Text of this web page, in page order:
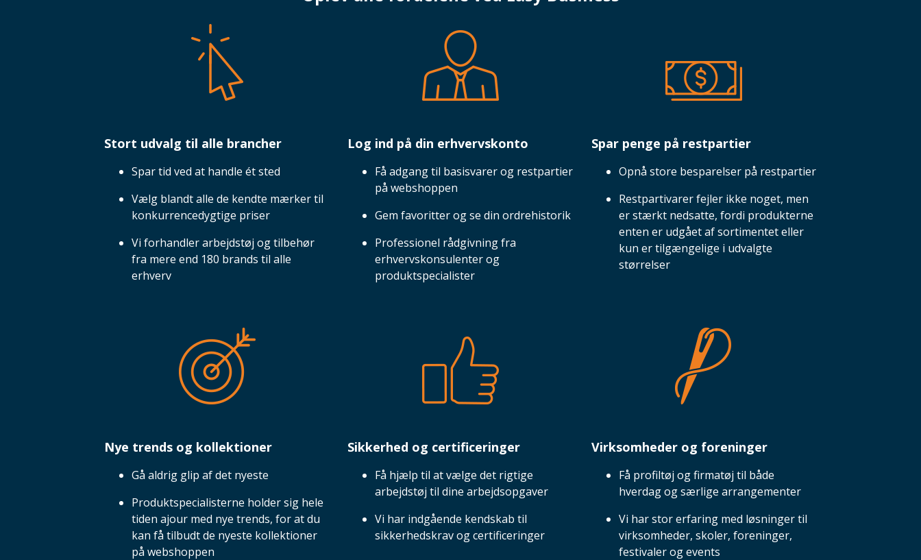
Stort udvalg til alle brancher
Spar tid ved at handle ét sted
Vælg blandt alle de kendte mærker til
konkurrencedygtige priser
Vi forhandler arbejdstøj og tilbehør
fra mere end 180 brands til alle
erhverv
Log ind på din erhvervskonto
Få adgang til basisvarer og restpartier
på webshoppen
Gem favoritter og se din ordrehistorik
Professionel rådgivning fra
erhvervskonsulenter og
produktspecialister
Spar penge på restpartier
Opnå store besparelser på restpartier
Restpartivarer fejler ikke noget, men
er stærkt nedsatte, fordi produkterne
enten er udgået af sortimentet eller
kun er tilgængelige i udvalgte
størrelser
Nye trends og kollektioner
Gå aldrig glip af det nyeste
Produktspecialisterne holder sig hele
tiden ajour med nye trends, for at du
kan få tilbudt de nyeste kollektioner
på webshoppen
Sikkerhed og certificeringer
Få hjælp til at vælge det rigtige
arbejdstøj til dine arbejdsopgaver
Vi har indgående kendskab til
sikkerhedskrav og certificeringer
Virksomheder og foreninger
Få profiltøj og firmatøj til både
hverdag og særlige arrangementer
Vi har stor erfaring med løsninger til
virksomheder, skoler, foreninger,
festivaler og events